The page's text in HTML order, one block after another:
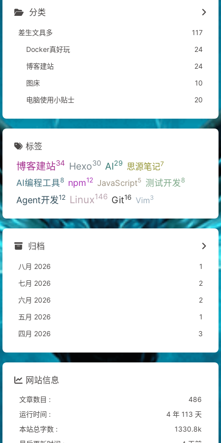
分类
差生文具多
117
Docker真好玩
24
博客建站
24
图床
10
电脑使用小贴士
20
标签
博客建站34 Hexo30 AI29 思源笔记7
AI编程工具8 npm12 JavaScript5 测试开发8
Agent开发12 Linux146 Git16 Vim3
归档
八月 2026
1
七月 2026
2
六月 2026
2
五月 2026
1
四月 2026
3
网站信息
文章数目 :
486
运行时间 :
4 年 113 天
本站总字数 :
1330.8k